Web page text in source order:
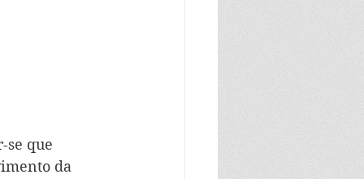
se que
da